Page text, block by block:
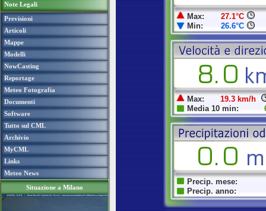
Note Legali
Previsioni
Articoli
Mappe
Modelli
NowCasting
Reportage
Meteo Fotografia
Documenti
Software
Tutto sul CML
Archivio
MyCML
Links
Meteo News
Situazione a Milano